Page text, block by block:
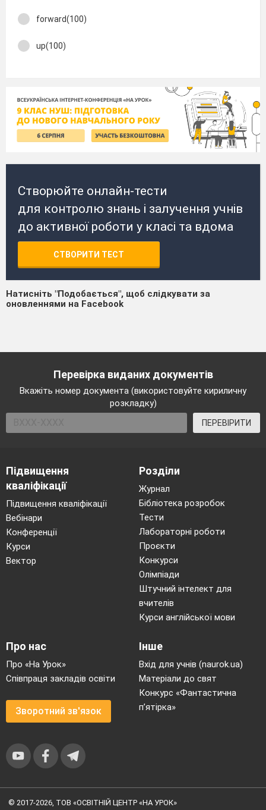
forward(100)
up(100)
Створюйте онлайн-тести
для контролю знань і залучення учнів
до активної роботи у класі та вдома
СТВОРИТИ ТЕСТ
Натисніть "Подобається", щоб слідкувати за
оновленнями на Facebook
Перевірка виданих документів
Вкажіть номер документа (використовуйте кириличну
розкладку)
ПЕРЕВІРИТИ
Підвищення
кваліфікації
Підвищення кваліфікації
Вебінари
Конференції
Курси
Вектор
Розділи
Журнал
Бібліотека розробок
Тести
Лабораторні роботи
Проєкти
Конкурси
Олімпіади
Штучний інтелект для
вчителів
Курси англійської мови
Про нас
Про «На Урок»
Співпраця закладів освіти
Зворотний зв'язок
Інше
Вхід для учнів (naurok.ua)
Матеріали до свят
Конкурс «Фантастична
п’ятірка»
© 2017-2026, ТОВ «ОСВІТНІЙ ЦЕНТР «НА УРОК»